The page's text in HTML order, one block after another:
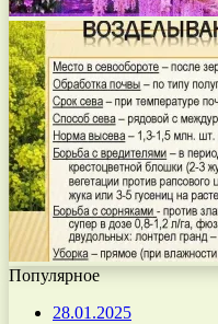
Популярное
28.01.2025